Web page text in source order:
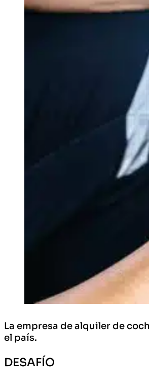
La empresa de alquiler de
el país.
DESAFÍO